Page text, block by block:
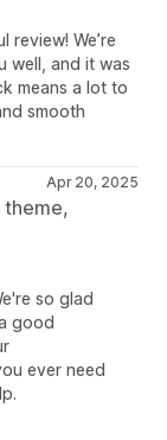
We’re
well, and it was
means a lot to
smooth
Apr 20, 2025
theme,
so glad
good
ever need